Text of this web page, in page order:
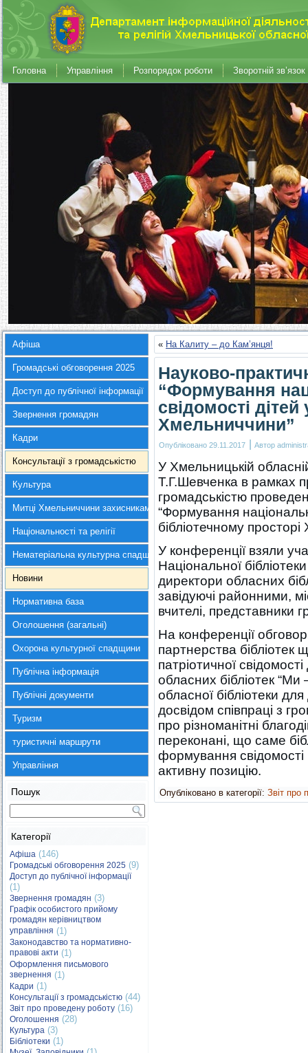
Головна Управління Розпорядок роботи Зворотній зв’язок
Афіша
Громадські обговорення 2025
Доступ до публічної інформації
Звернення громадян
Кадри
Консультації з громадськістю
Культура
Митці Хмельниччини захисникам України
Національності та релігії
Нематеріальна культурна спадщина
Новини
Нормативна база
Оголошення (загальні)
Охорона культурної спадщини
Публічна інформація
Публічні документи
Туризм
туристичні маршрути
Управління
Пошук
Категорії
Афіша (146)
Громадські обговорення 2025 (9)
Доступ до публічної інформації
(1)
Звернення громадян (3)
Графік особистого прийому
громадян керівництвом
управління (1)
Законодавство та нормативно-
правові акти (1)
Оформлення письмового
звернення (1)
Кадри (1)
Консультації з громадськістю (44)
Звіт про проведену роботу (16)
Оголошення (28)
Культура (3)
Бібліотеки (1)
« На Калиту – до Кам’янця!
Науково-
“Формування
свідомості
Хмельниччини”
Опубліковано 29.11.2017 | Автор
У Хмельницькій
Т.Г.Шевченка в рамках
громадськістю
“Формування
бібліотечному
У конференції взяли
Національної
директори обласних
завідуючі районними,
вчителі, представники
На конференції
партнерства
патріотичної
обласних бібліотек “Ми
обласної бібліотеки
досвідом співпраці з
про різноманітні
переконані, що саме
формування свідомості
активну позицію.
Опубліковано в категорії: Звіт про